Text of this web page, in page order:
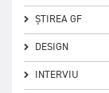
ȘTIREA GF
DESIGN
INTERVIU